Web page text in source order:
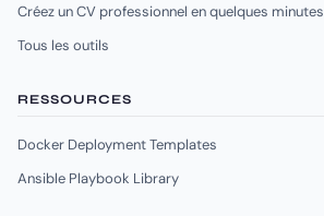
Créez un CV professionnel en quelques minutes
Tous les outils
RESSOURCES
Docker Deployment Templates
Ansible Playbook Library